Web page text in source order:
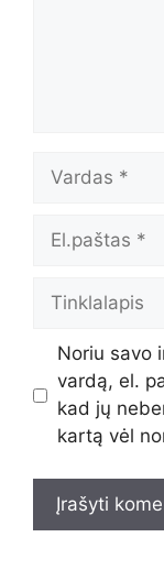
Vardas
El.paštas
Tinklalapis
Noriu savo
vardą, el.
kad jų
kartą vėl